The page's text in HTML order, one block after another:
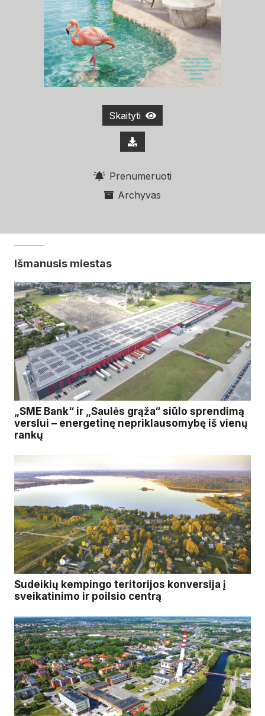
Skaityti
Prenumeruoti
Archyvas
Išmanusis miestas
„SME Bank“ ir „Saulės grąža“ siūlo sprendimą
verslui – energetinę nepriklausomybę iš vienų
rankų
Sudeikių kempingo teritorijos konversija į
sveikatinimo ir poilsio centrą